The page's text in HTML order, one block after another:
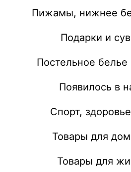
Пижамы, нижнее
Подарки и
Постельное белье
Появилось в
Спорт,
Товары для
Товары для